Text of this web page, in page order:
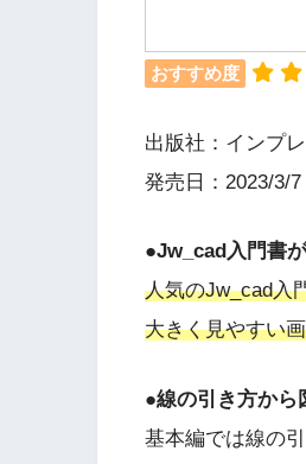
おすすめ度
出版社：インプ
発売日：2023/3/7
●Jw_cad入門書
人気のJw_cad入
大きく見やすい
●線の引き方から
基本編では線の